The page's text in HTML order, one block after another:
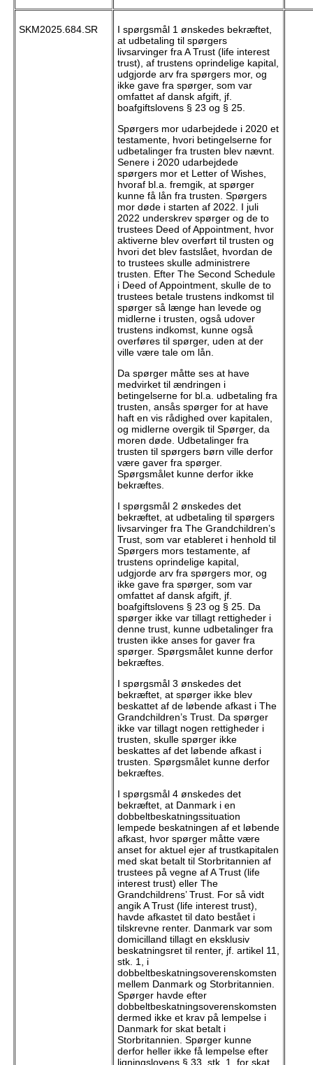
SKM2025.684.SR I spørgsmål 1 ønskedes bekræftet,
at udbetaling til spørgers
livsarvinger fra A Trust (life interest
trust), af trustens oprindelige kapital,
udgjorde arv fra spørgers mor, og
ikke gave fra spørger, som var
omfattet af dansk afgift, jf.
boafgiftslovens § 23 og § 25.
Spørgers mor udarbejdede i 2020 et
testamente, hvori betingelserne for
udbetalinger fra trusten blev nævnt.
Senere i 2020 udarbejdede
spørgers mor et Letter of Wishes,
hvoraf bl.a. fremgik, at spørger
kunne få lån fra trusten. Spørgers
mor døde i starten af 2022. I juli
2022 underskrev spørger og de to
trustees Deed of Appointment, hvor
aktiverne blev overført til trusten og
hvori det blev fastslået, hvordan de
to trustees skulle administrere
trusten. Efter The Second Schedule
i Deed of Appointment, skulle de to
trustees betale trustens indkomst til
spørger så længe han levede og
midlerne i trusten, også udover
trustens indkomst, kunne også
overføres til spørger, uden at der
ville være tale om lån.
Da spørger måtte ses at have
medvirket til ændringen i
betingelserne for bl.a. udbetaling fra
trusten, ansås spørger for at have
haft en vis rådighed over kapitalen,
og midlerne overgik til Spørger, da
moren døde. Udbetalinger fra
trusten til spørgers børn ville derfor
være gaver fra spørger.
Spørgsmålet kunne derfor ikke
bekræftes.
I spørgsmål 2 ønskedes det
bekræftet, at udbetaling til spørgers
livsarvinger fra The Grandchildren’s
Trust, som var etableret i henhold til
Spørgers mors testamente, af
trustens oprindelige kapital,
udgjorde arv fra spørgers mor, og
ikke gave fra spørger, som var
omfattet af dansk afgift, jf.
boafgiftslovens § 23 og § 25. Da
spørger ikke var tillagt rettigheder i
denne trust, kunne udbetalinger fra
trusten ikke anses for gaver fra
spørger. Spørgsmålet kunne derfor
bekræftes.
I spørgsmål 3 ønskedes det
bekræftet, at spørger ikke blev
beskattet af de løbende afkast i The
Grandchildren’s Trust. Da spørger
ikke var tillagt nogen rettigheder i
trusten, skulle spørger ikke
beskattes af det løbende afkast i
trusten. Spørgsmålet kunne derfor
bekræftes.
I spørgsmål 4 ønskedes det
bekræftet, at Danmark i en
dobbeltbeskatningssituation
lempede beskatningen af et løbende
afkast, hvor spørger måtte være
anset for aktuel ejer af trustkapitalen
med skat betalt til Storbritannien af
trustees på vegne af A Trust (life
interest trust) eller The
Grandchildrens’ Trust. For så vidt
angik A Trust (life interest trust),
havde afkastet til dato bestået i
tilskrevne renter. Danmark var som
domicilland tillagt en eksklusiv
beskatningsret til renter, jf. artikel 11,
stk. 1, i
dobbeltbeskatningsoverenskomsten
mellem Danmark og Storbritannien.
Spørger havde efter
dobbeltbeskatningsoverenskomsten
dermed ikke et krav på lempelse i
Danmark for skat betalt i
Storbritannien. Spørger kunne
derfor heller ikke få lempelse efter
ligningslovens § 33, stk. 1, for skat